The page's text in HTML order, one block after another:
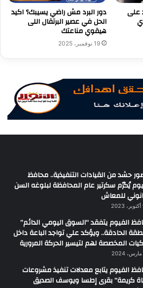
على دور البرد مش راضي يسيبك؟ اكيد
الحل في عصير البرتقال اللى
هيقوي مناعتك
19 نوفمبر، 2025
حشد من القيادات التنفيذية.. محافظ
يُكرّم سكرتير عام المحافظة لبلوغه السن
للمعاش
الفيوم يتفقد “السوق اليومي الدائم”
الحادقة.. ويؤكد علي تواجد الباعة داخل
المخصصة لهم لتيسير الحركة المرورية
الفيوم يتابع معدلات تنفيذ مشروعات
كريمة” بقرى إطسا ويوسف الصديق